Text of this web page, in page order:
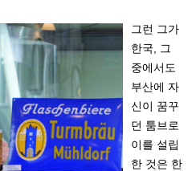
그런 그가
한국, 그
중에서도
부산에 자
신이 꿈꾸
던 툼브로
이를 설립
한 것은 한